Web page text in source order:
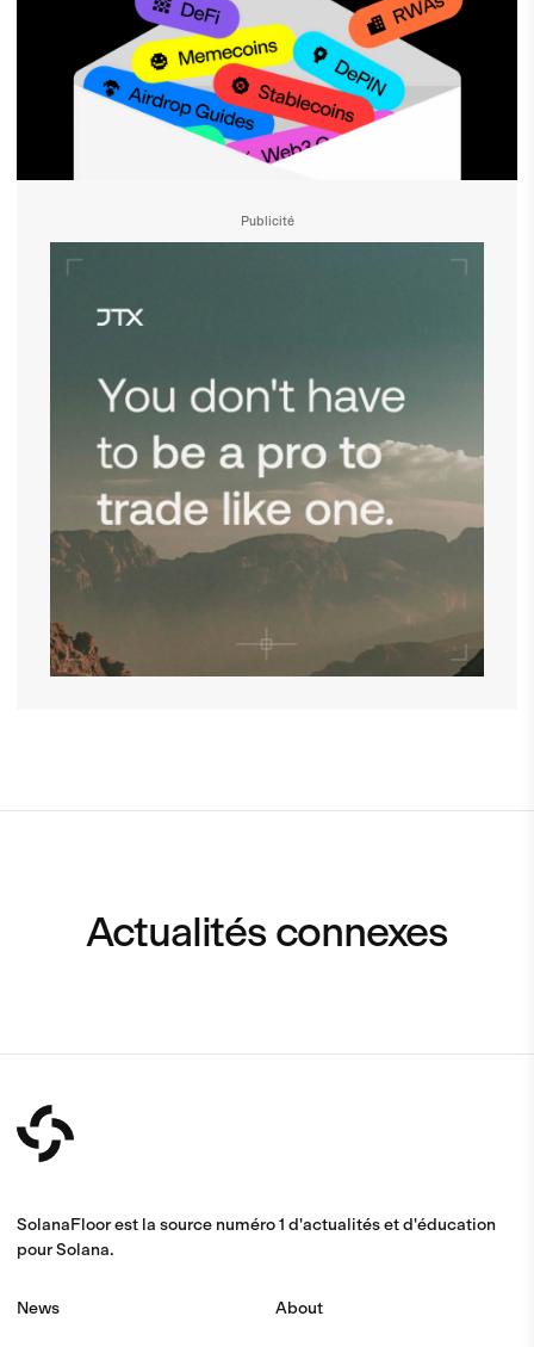
Publicité
Actualités connexes
SolanaFloor est la source numéro 1 d'actualités et d'éducation
pour Solana.
News About